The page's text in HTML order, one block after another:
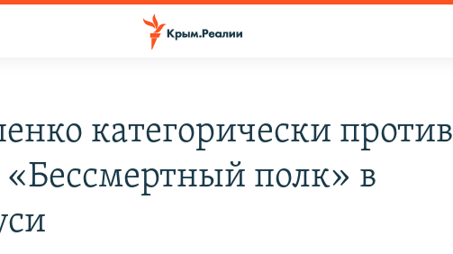
категорически против
полк» в